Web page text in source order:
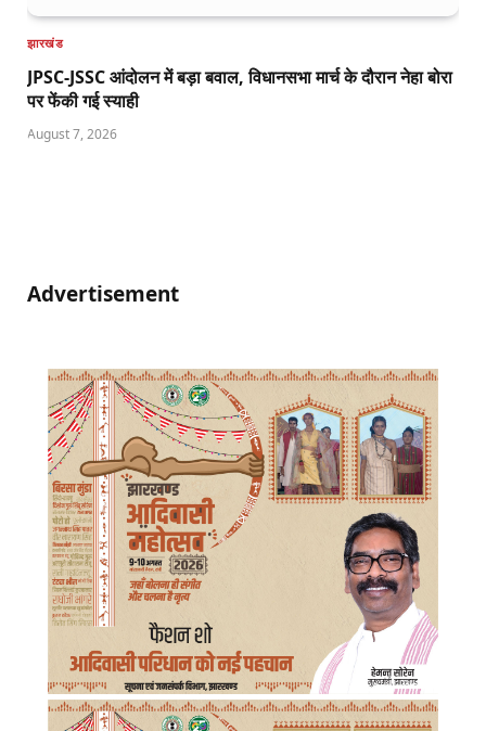
झारखंड
JPSC-JSSC आंदोलन में बड़ा बवाल, विधानसभा मार्च के दौरान नेहा बोरा
पर फेंकी गई स्याही
August 7, 2026
Advertisement